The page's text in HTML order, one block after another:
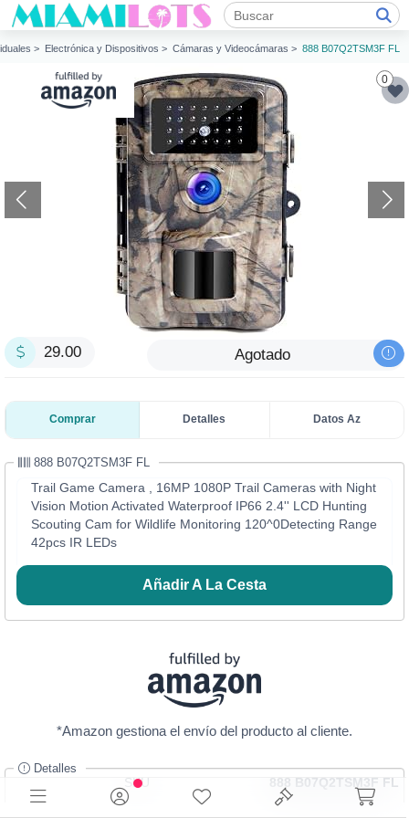
> Electrónica y Dispositivos > Cámaras y Videocámaras > 888 B07Q2TSM3F FL
0
29.00 Agotado
Comprar Detalles Datos Az
888 B07Q2TSM3F FL
Trail Game Camera , 16MP 1080P Trail Cameras with Night
Vision Motion Activated Waterproof IP66 2.4'' LCD Hunting
Scouting Cam for Wildlife Monitoring 120^0Detecting Range
42pcs IR LEDs
Añadir A La Cesta
*Amazon gestiona el envío del producto al cliente.
Detalles
SKU
888 B07Q2TSM3F FL
Categoría
Cámaras y Videocámaras